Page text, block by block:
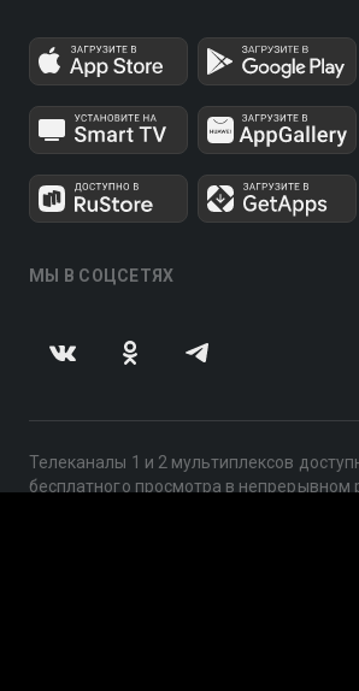
МЫ В СОЦСЕТЯХ
Телеканалы 1 и 2 мультиплексов
бесплатного просмотра в непрерывном